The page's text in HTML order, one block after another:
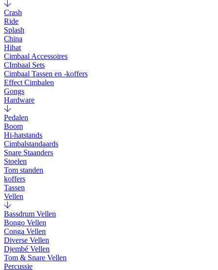
Crash
Ride
Splash
China
Hihat
Cimbaal Accessoires
CImbaal Sets
Cimbaal Tassen en -koffers
Effect Cimbalen
Gongs
Hardware
Pedalen
Boom
Hi-hatstands
Cimbalstandaards
Snare Staanders
Stoelen
Tom standen
koffers
Tassen
Vellen
Bassdrum Vellen
Bongo Vellen
Conga Vellen
Diverse Vellen
Djembé Vellen
Tom & Snare Vellen
Percussie